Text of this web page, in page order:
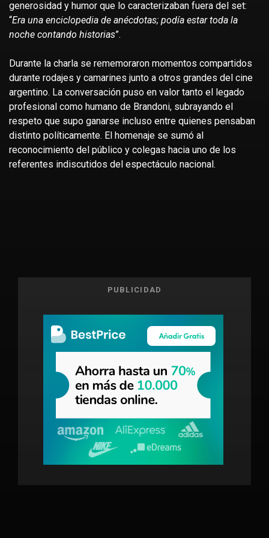
generosidad y humor que lo caracterizaban fuera del set:
“Era una enciclopedia de anécdotas; podía estar toda la
noche contando historias”.
Durante la charla se rememoraron momentos compartidos
durante rodajes y camarines junto a otros grandes del cine
argentino. La conversación puso en valor tanto el legado
profesional como humano de Brandoni, subrayando el
respeto que supo ganarse incluso entre quienes pensaban
distinto políticamente. El homenaje se sumó al
reconocimiento del público y colegas hacia uno de los
referentes indiscutidos del espectáculo nacional.
PUBLICIDAD